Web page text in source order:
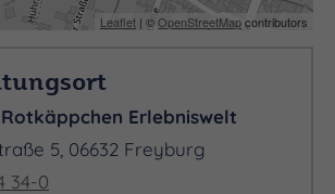
um 10:00 Uhr, 11:00 Uhr oder
Leaflet | ©OpenStreetMapcontributors
Erlebniswelt
5, 06632 Freyburg
34-0